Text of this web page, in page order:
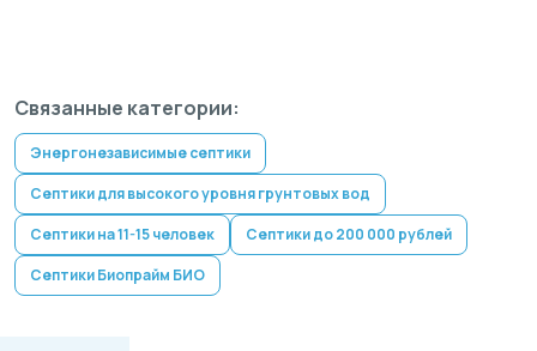
Связанные категории:
Энергонезависимые септики
Септики для высокого уровня грунтовых вод
Септики на 11-15 человек
Септики до 200 000 рублей
Септики Биопрайм БИО